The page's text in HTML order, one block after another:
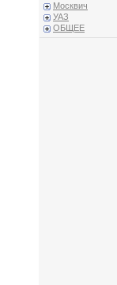
Москвич
УАЗ
ОБЩЕЕ